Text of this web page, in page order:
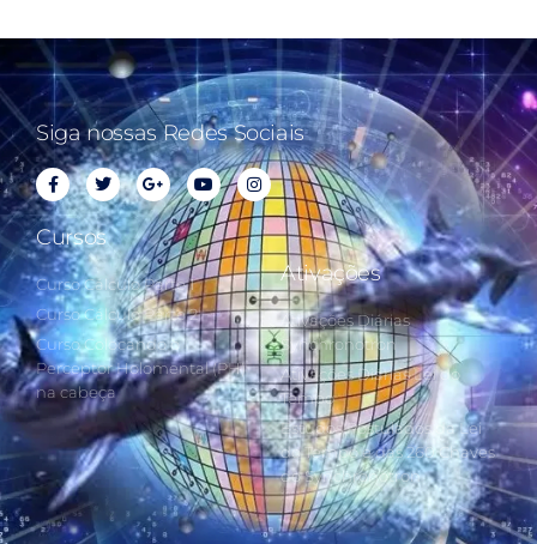
Siga nossas Redes Sociais
Cursos
Curso Cálculo Parte 1
Curso Cálculo Parte 2
Curso Colocando o
Perceptor Holomental (PH)
na cabeça
Ativações
Ativações Diárias
Synchronotron
Ativações Diárias Lei do
Tempo
Estudos Postulados da Lei
do Tempo e das 260 Chaves
do Synchronotron